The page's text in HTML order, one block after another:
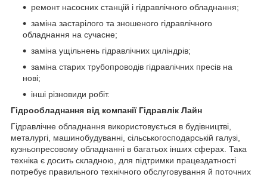
ремонт насосних станцій і гідравлічного обладнання;
заміна застарілого та зношеного гідравлічного
обладнання на сучасне;
заміна ущільнень гідравлічних циліндрів;
заміна старих трубопроводів гідравлічних пресів на
нові;
інші різновиди робіт.
Гідрообладнання від компанії Гідравлік Лайн
Гідравлічне обладнання використовується в будівництві,
металургі, машинобудуванні, сільськогосподарській галузі,
кузньопресовому обладнанні в багатьох інших сферах. Така
техніка є досить складною, для підтримки працездатності
потребує правильного технічного обслуговування й поточних